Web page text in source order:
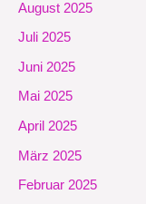
August 2025
Juli 2025
Juni 2025
Mai 2025
April 2025
März 2025
Februar 2025